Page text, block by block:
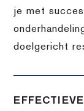
je met
doelgericht